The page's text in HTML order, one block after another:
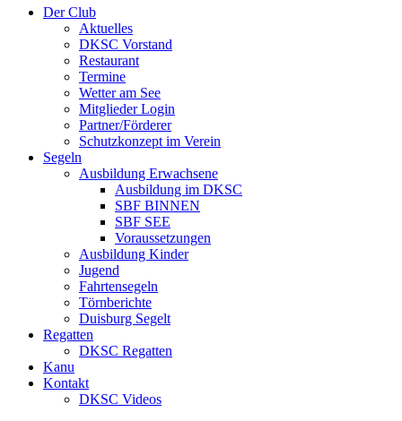
Der Club
Aktuelles
DKSC Vorstand
Restaurant
Termine
Wetter am See
Mitglieder Login
Partner/Förderer
Schutzkonzept im Verein
Segeln
Ausbildung Erwachsene
Ausbildung im DKSC
SBF BINNEN
SBF SEE
Voraussetzungen
Ausbildung Kinder
Jugend
Fahrtensegeln
Törnberichte
Duisburg Segelt
Regatten
DKSC Regatten
Kanu
Kontakt
DKSC Videos